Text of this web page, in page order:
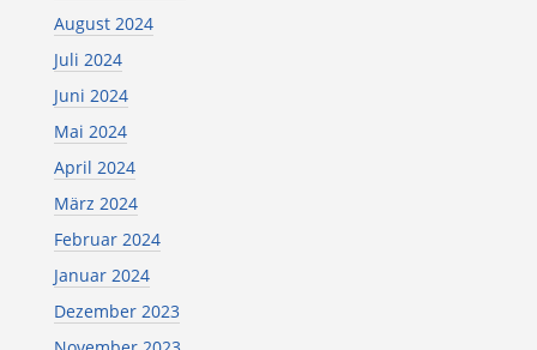
August 2024
Juli 2024
Juni 2024
Mai 2024
April 2024
März 2024
Februar 2024
Januar 2024
Dezember 2023